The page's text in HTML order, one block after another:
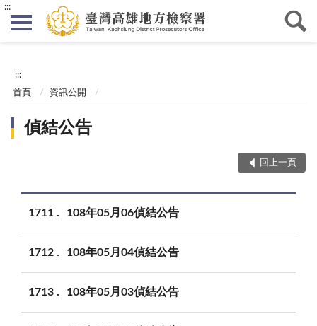
:::
:::
首頁 資訊公開
偵結公告
回上一頁
1711 108年05月06偵結公告
1712 108年05月04偵結公告
1713 108年05月03偵結公告